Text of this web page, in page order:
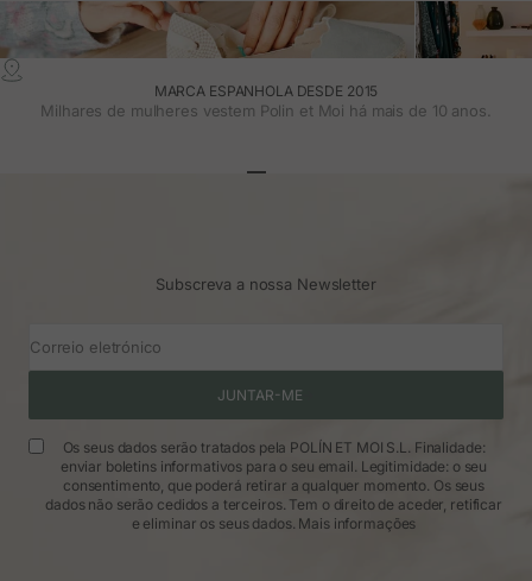
MARCA ESPANHOLA DESDE 2015
Milhares de mulheres vestem Polin et Moi há mais de 10 anos.
Subscreva a nossa Newsletter
Correio eletrónico
JUNTAR-ME
Os seus dados serão tratados pela POLÍN ET MOI S.L. Finalidade:
enviar boletins informativos para o seu email. Legitimidade: o seu
consentimento, que poderá retirar a qualquer momento. Os seus
dados não serão cedidos a terceiros. Tem o direito de aceder, retificar
e eliminar os seus dados. Mais informações